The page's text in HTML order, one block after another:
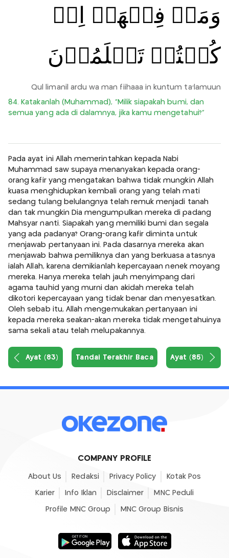
وَمَنۡ فِيۡهَاۤ اِنۡ
كُنۡتُمۡ تَعۡلَمُوۡنَ
Qul limanil ardu wa man fiihaaa in kuntum ta'lamuun
84. Katakanlah (Muhammad), “Milik siapakah bumi, dan
semua yang ada di dalamnya, jika kamu mengetahui?”
Pada ayat ini Allah memerintahkan kepada Nabi
Muhammad saw supaya menanyakan kepada orang-
orang kafir yang mengatakan bahwa tidak mungkin Allah
kuasa menghidupkan kembali orang yang telah mati
sedang tulang belulangnya telah remuk menjadi tanah
dan tak mungkin Dia mengumpulkan mereka di padang
Mahsyar nanti. Siapakah yang memiliki bumi dan segala
yang ada padanya? Orang-orang kafir diminta untuk
menjawab pertanyaan ini. Pada dasarnya mereka akan
menjawab bahwa pemiliknya dan yang berkuasa atasnya
ialah Allah, karena demikianlah kepercayaan nenek moyang
mereka. Hanya mereka telah jauh menyimpang dari
agama tauhid yang murni dan akidah mereka telah
dikotori kepercayaan yang tidak benar dan menyesatkan.
Oleh sebab itu, Allah mengemukakan pertanyaan ini
kepada mereka seakan-akan mereka tidak mengetahuinya
sama sekali atau telah melupakannya.
Ayat (83) Tandai Terakhir Baca Ayat (85)
COMPANY PROFILE
About Us Redaksi Privacy Policy Kotak Pos
Karier Info Iklan Disclaimer MNC Peduli
Profile MNC Group MNC Group Bisnis